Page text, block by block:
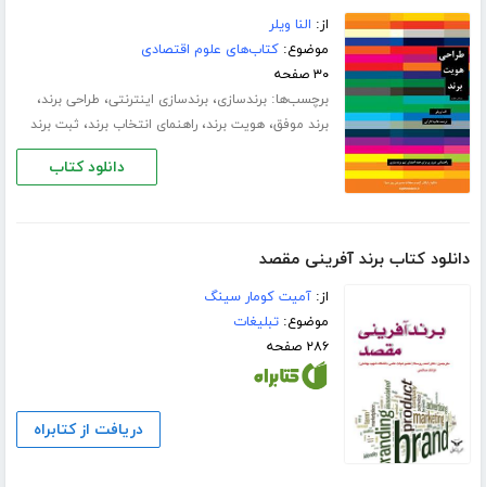
از: النا ویلر
موضوع:کتاب‌های علوم اقتصادی
۳۰ صفحه
برچسب‌ها:برندسازی،برندسازی اینترنتی، طراحی برند،
برند موفق،هویت برند،راهنمای انتخاب برند، ثبت برند
دانلود کتاب
دانلود کتاب برند‌ آفرینی مقصد
از:آمیت کومار سینگ
موضوع:تبلیغات
۲۸۶ صفحه
دریافت از کتابراه